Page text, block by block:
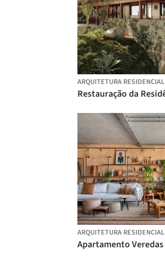
ARQUITETURA RESIDENCIAL
ARQUITETURA RESIDENCIAL